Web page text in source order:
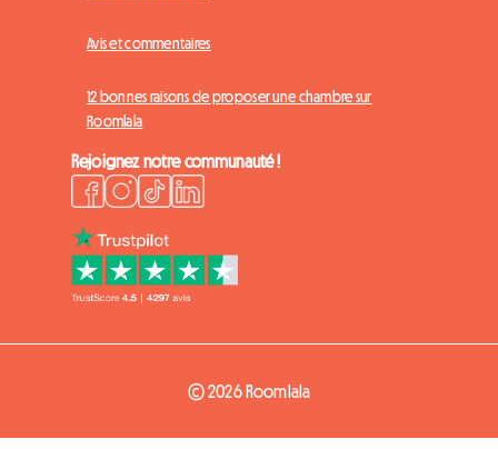
Avis et commentaires
12 bonnes raisons de proposer une chambre sur
Roomlala
Rejoignez notre communauté !
© 2026 Roomlala